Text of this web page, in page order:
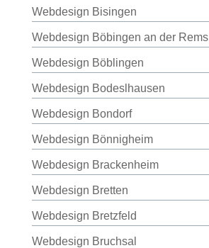
Webdesign Bisingen
Webdesign Böbingen an der Rems
Webdesign Böblingen
Webdesign Bodeslhausen
Webdesign Bondorf
Webdesign Bönnigheim
Webdesign Brackenheim
Webdesign Bretten
Webdesign Bretzfeld
Webdesign Bruchsal